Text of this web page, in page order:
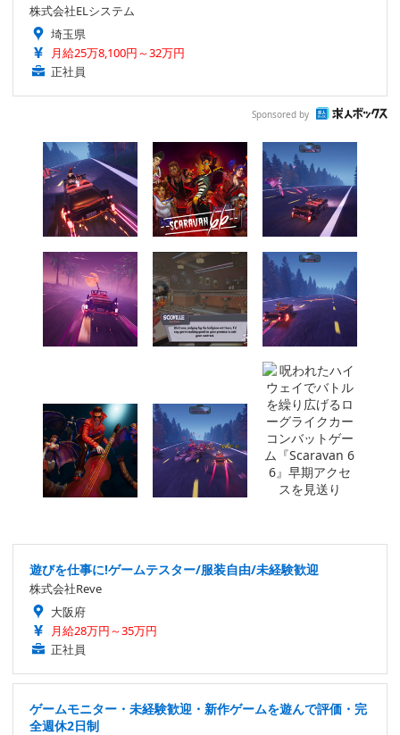
株式会社ELシステム
埼玉県
月給25万8,100円～32万円
正社員
Sponsored by
遊びを仕事に!ゲームテスター/服装自由/未経験歓迎
株式会社Reve
大阪府
月給28万円～35万円
正社員
ゲームモニター・未経験歓迎・新作ゲームを遊んで評価・完
全週休2日制